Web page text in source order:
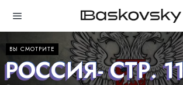
ВЫ СМОТРИТЕ
РОССИЯ- СТР.